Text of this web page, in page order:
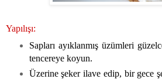
Yapılışı:
Sapları ayıklanmış üzümleri
tencereye koyun.
Üzerine şeker ilave edip, bir gece